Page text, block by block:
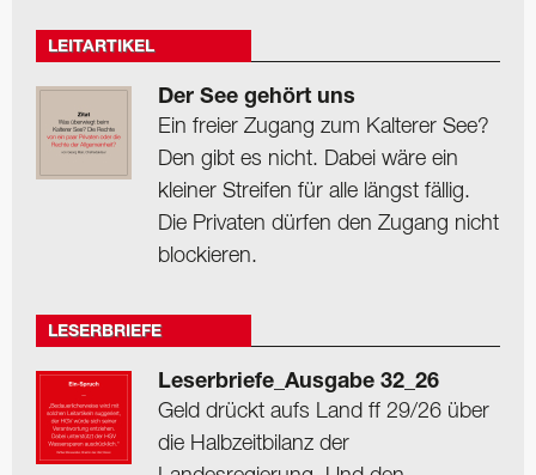
LEITARTIKEL
Der See gehört uns
Ein freier Zugang zum Kalterer See?
Den gibt es nicht. Dabei wäre ein
kleiner Streifen für alle längst fällig.
Die Privaten dürfen den Zugang nicht
blockieren.
LESERBRIEFE
Leserbriefe_Ausgabe 32_26
Geld drückt aufs Land ff 29/26 über
die Halbzeitbilanz der